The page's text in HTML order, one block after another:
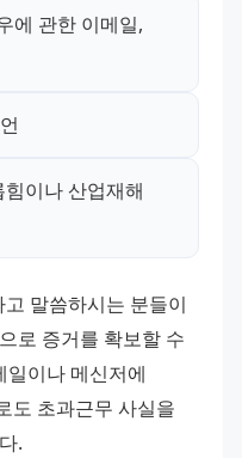
에 관한 이메일,
이나 산업재해
말씀하시는 분들이
로 증거를 확보할 수
일이나 메신저에
도 초과근무 사실을
.